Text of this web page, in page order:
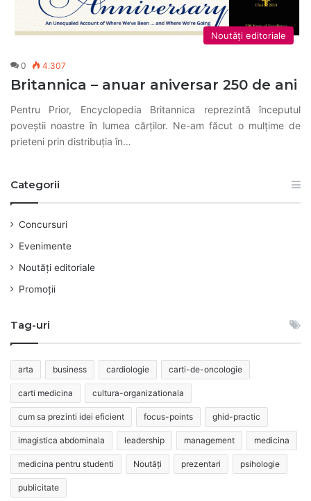
Noutăți editoriale
0 4.307
Britannica – anuar aniversar 250 de ani
Pentru Prior, Encyclopedia Britannica reprezintă începutul
poveștii noastre în lumea cărților. Ne-am făcut o mulțime de
prieteni prin distribuția în…
Categorii
Concursuri
Evenimente
Noutăți editoriale
Promoții
Tag-uri
arta business cardiologie carti-de-oncologie
carti medicina cultura-organizationala
cum sa prezinti idei eficient focus-points ghid-practic
imagistica abdominala leadership management medicina
medicina pentru studenti Noutăți prezentari psihologie
publicitate